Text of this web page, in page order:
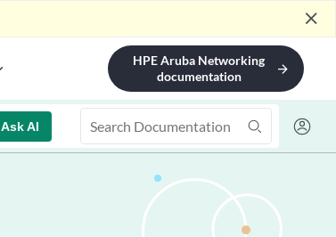
close
HPE Aruba Networking
documentation
arrow_forward
Ask AI